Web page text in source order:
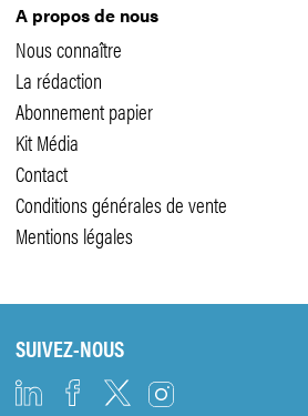
A propos de nous
Nous connaître
La rédaction
Abonnement papier
Kit Média
Contact
Conditions générales de vente
Mentions légales
SUIVEZ-NOUS